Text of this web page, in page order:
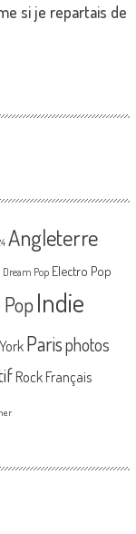
si je repartais de
Angleterre
Dream Pop Electro Pop
Indie
Parisphotos
Rock Français